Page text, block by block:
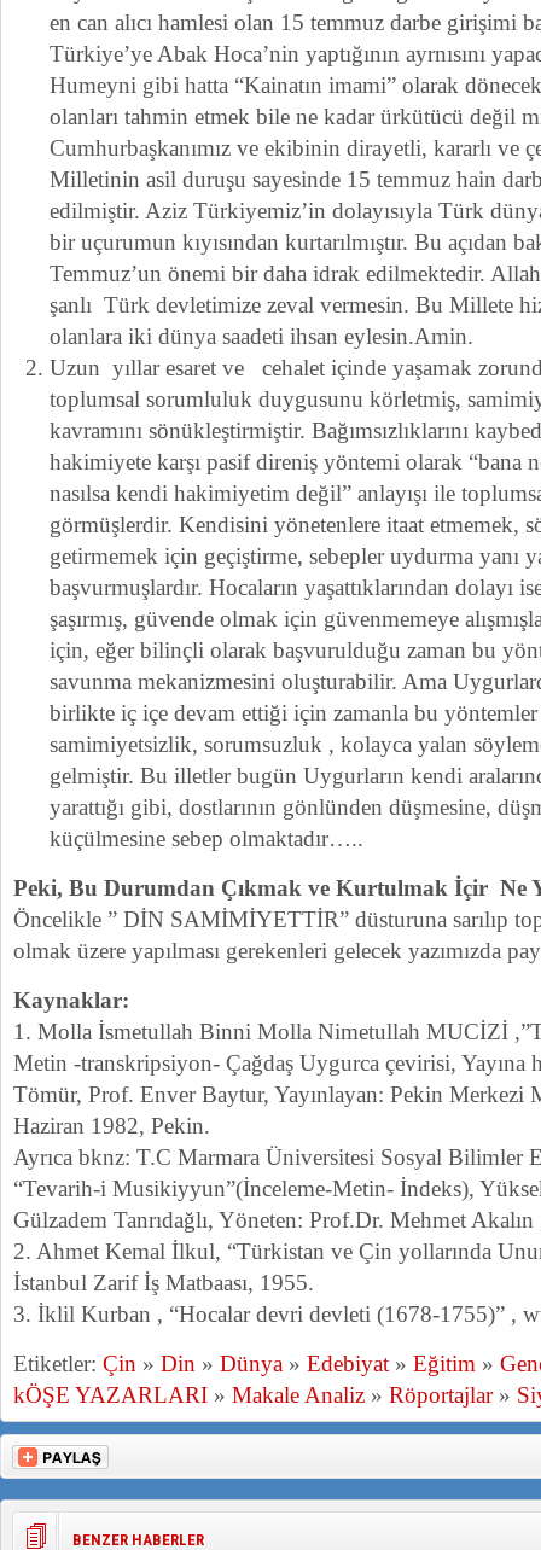
en can alıcı hamlesi olan 15 temmuz darbe girişimi
Türkiye’ye Abak Hoca’nin yaptığının ayrnısını
Humeyni gibi hatta “Kainatın imami” olarak
olanları tahmin etmek bile ne kadar ürkütücü değil
Cumhurbaşkanımız ve ekibinin dirayetli, kararlı ve
Milletinin asil duruşu sayesinde 15 temmuz hain
edilmiştir. Aziz Türkiyemiz’in dolayısıyla Türk
bir uçurumun kıyısından kurtarılmıştır. Bu açıdan
Temmuz’un önemi bir daha idrak edilmektedir.
şanlı Türk devletimize zeval vermesin. Bu Millete
olanlara iki dünya saadeti ihsan eylesin.Amin.
Uzun yıllar esaret ve cehalet içinde yaşamak
toplumsal sorumluluk duygusunu körletmiş,
kavramını sönükleştirmiştir. Bağımsızlıklarını
hakimiyete karşı pasif direniş yöntemi olarak “bana
nasılsa kendi hakimiyetim değil” anlayışı ile
görmüşlerdir. Kendisini yönetenlere itaat etmemek,
getirmemek için geçiştirme, sebepler uydurma yanı
başvurmuşlardır. Hocaların yaşattıklarından dolayı
şaşırmış, güvende olmak için güvenmemeye
için, eğer bilinçli olarak başvurulduğu zaman bu
savunma mekanizmesini oluşturabilir. Ama
birlikte iç içe devam ettiği için zamanla bu yöntemler
samimiyetsizlik, sorumsuzluk , kolayca yalan
gelmiştir. Bu illetler bugün Uygurların kendi
yarattığı gibi, dostlarının gönlünden düşmesine,
küçülmesine sebep olmaktadır…..
Peki, Bu Durumdan Çıkmak ve Kurtulmak İçir Ne
Öncelikle ” DİN SAMİMİYETTİR” düsturuna sarılıp
olmak üzere yapılması gerekenleri gelecek yazımızda
Kaynaklar:
1. Molla İsmetullah Binni Molla Nimetullah MUCİZİ
Metin -transkripsiyon- Çağdaş Uygurca çevirisi, Yayına
Tömür, Prof. Enver Baytur, Yayınlayan: Pekin Merkezi
Haziran 1982, Pekin.
Ayrıca bknz: T.C Marmara Üniversitesi Sosyal
“Tevarih-i Musikiyyun”(İnceleme-Metin- İndeks),
Gülzadem Tanrıdağlı, Yöneten: Prof.Dr. Mehmet
2. Ahmet Kemal İlkul, “Türkistan ve Çin yollarında
İstanbul Zarif İş Matbaası, 1955.
3. İklil Kurban , “Hocalar devri devleti (1678-1755)” ,
Etiketler: Çin » Din » Dünya » Edebiyat » Eğitim »
kÖŞE YAZARLARI » Makale Analiz » Röportajlar»
BENZER HABERLER